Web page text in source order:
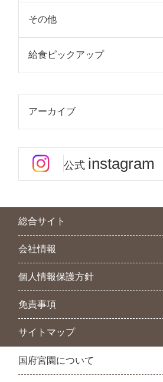
その他
給食ピックアップ
アーカイブ
公式 instagram
総合サイト
会社情報
個人情報保護方針
免責事項
サイトマップ
国府宮園について